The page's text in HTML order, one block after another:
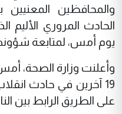
والمحافظين المعنيين
الحادث المروري
يوم أمس، لمتابعة
19 آخرين في حادث
على الطريق الرابط بين